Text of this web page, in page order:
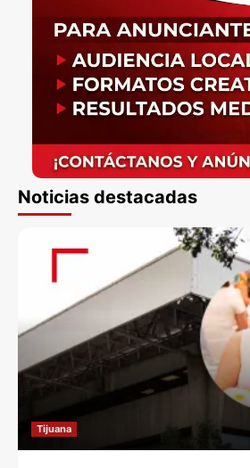
Noticias destacadas
Tijuana